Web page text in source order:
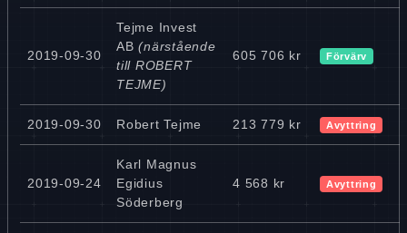
2019-09-30
Tejme Invest
AB (närstående
till ROBERT
TEJME)
605 706 kr Förvärv
2019-09-30 Robert Tejme 213 779 kr Avyttring
2019-09-24
Karl Magnus
Egidius
Söderberg
4 568 kr Avyttring